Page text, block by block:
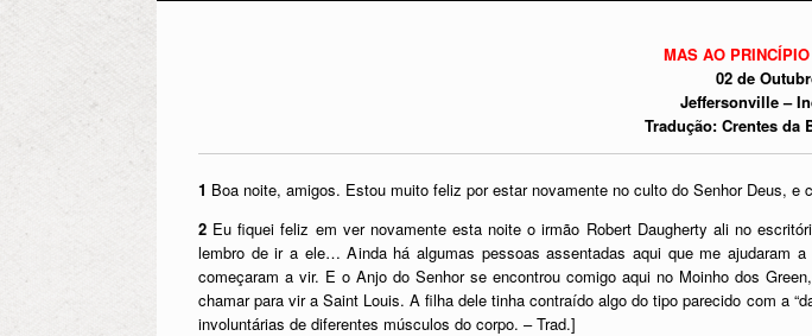
MAS AO
02 de
Jeffersonville –
Tradução: Crentes da
1 Boa noite, amigos. Estou muito feliz por estar novamente no culto do Senhor Deus,
2 Eu fiquei feliz em ver novamente esta noite o irmão Robert Daugherty ali no
lembro de ir a ele… Ainda há algumas pessoas assentadas aqui que me ajudaram
começaram a vir. E o Anjo do Senhor se encontrou comigo aqui no Moinho dos
chamar para vir a Saint Louis. A filha dele tinha contraído algo do tipo parecido com a
involuntárias de diferentes músculos do corpo. – Trad.]